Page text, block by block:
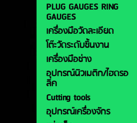
PLUG GAUGES RING
GAUGES
เครื่องมือวัดละเอียด
โต๊ะวัดระดับชิ้นงาน
เครื่องมือช่าง
อุปกรณ์นิวเมติก/ไฮดรอ
ลิค
Cutting tools
อุปกรณ์เครื่องจักร